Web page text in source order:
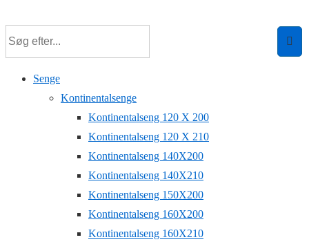
hovedindhold
Senge
Kontinentalsenge
Kontinentalseng 120 X 200
Kontinentalseng 120 X 210
Kontinentalseng 140X200
Kontinentalseng 140X210
Kontinentalseng 150X200
Kontinentalseng 160X200
Kontinentalseng 160X210